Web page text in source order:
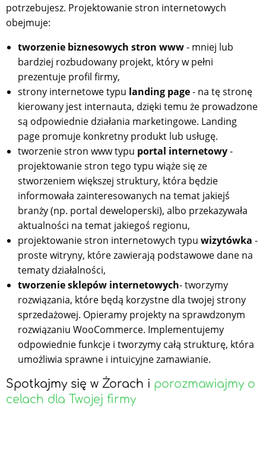
potrzebujesz. Projektowanie stron internetowych
obejmuje:
tworzenie biznesowych stron www- mniej lub
bardziej rozbudowany projekt, który w pełni
prezentuje profil firmy,
strony internetowe typu landing page- na tę stronę
kierowany jest internauta, dzięki temu że prowadzone
są odpowiednie działania marketingowe. Landing
page promuje konkretny produkt lub usługę.
tworzenie stron www typu portal internetowy-
projektowanie stron tego typu wiąże się ze
stworzeniem większej struktury, która będzie
informowała zainteresowanych na temat jakiejś
branży (np. portal deweloperski), albo przekazywała
aktualności na temat jakiegoś regionu,
projektowanie stron internetowych typu wizytówka -
proste witryny, które zawierają podstawowe dane na
tematy działalności,
tworzenie sklepów internetowych- tworzymy
rozwiązania, które będą korzystne dla twojej strony
sprzedażowej. Opieramy projekty na sprawdzonym
rozwiązaniu WooCommerce. Implementujemy
odpowiednie funkcje i tworzymy całą strukturę, która
umożliwia sprawne i intuicyjne zamawianie.
Spotkajmy się w Żorach i porozmawiajmy o
celach dla Twojej firmy